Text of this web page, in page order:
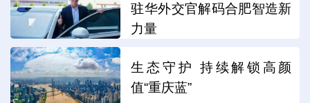
驻华外交官解码合肥智造新
力量
生态守护 持续解锁高颜
值“重庆蓝”